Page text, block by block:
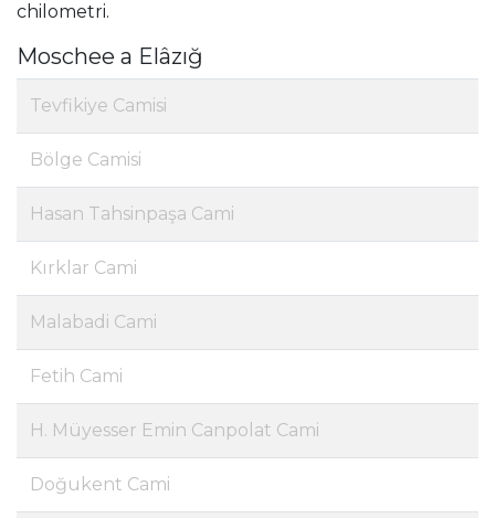
chilometri.
Moschee a Elâzığ
Tevfikiye Camisi
Bölge Camisi
Hasan Tahsinpaşa Cami
Kırklar Cami
Malabadi Cami
Fetih Cami
H. Müyesser Emin Canpolat Cami
Doğukent Cami